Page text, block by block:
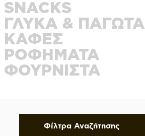
SNACKS
ΓΛΥΚΑ & ΠΑΓΩΤΑ
ΚΑΦΕΣ
ΡΟΦΗΜΑΤΑ
ΦΟΥΡΝΙΣΤΑ
Φίλτρα Αναζήτησης